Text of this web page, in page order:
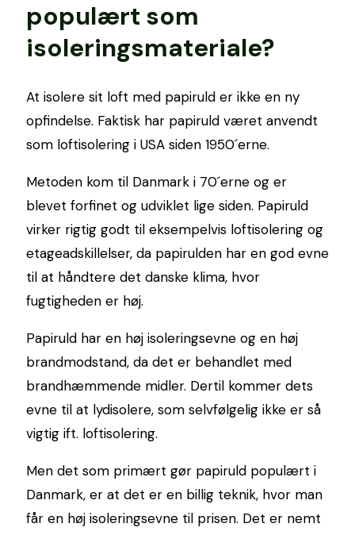
populært som
isoleringsmateriale?
At isolere sit loft med papiruld er ikke en ny
opfindelse. Faktisk har papiruld været anvendt
som loftisolering i USA siden 1950´erne.
Metoden kom til Danmark i 70´erne og er
blevet forfinet og udviklet lige siden. Papiruld
virker rigtig godt til eksempelvis loftisolering og
etageadskillelser, da papirulden har en god evne
til at håndtere det danske klima, hvor
fugtigheden er høj.
Papiruld har en høj isoleringsevne og en høj
brandmodstand, da det er behandlet med
brandhæmmende midler. Dertil kommer dets
evne til at lydisolere, som selvfølgelig ikke er så
vigtig ift. loftisolering.
Men det som primært gør papiruld populært i
Danmark, er at det er en billig teknik, hvor man
får en høj isoleringsevne til prisen. Det er nemt